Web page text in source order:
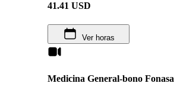
41.41 USD
Ver horas
Medicina General-bono Fonasa